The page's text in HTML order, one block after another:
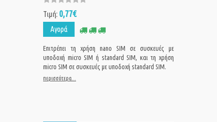
Τιμή: 0,77€
Αγορά
Επιτρέπει τη χρήση nano SIM σε συσκευές με
υποδοχή micro SIM ή standard SIM, και τη χρήση
micro SIM σε συσκευές με υποδοχή standard SIM.
περισσότερα...